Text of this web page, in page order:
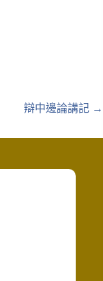
辯中邊論講記 →